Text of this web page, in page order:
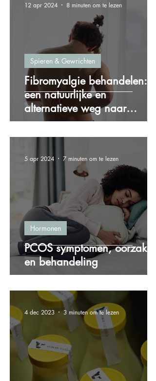
Fibromyalgie behandelen:
een natuurlijke en
alternatieve weg naar
verlichting
Spieren & Gewrichten
12 apr 2024 8 minuten om te lezen
PCOS symptomen, oorzaken
en behandeling
Hormonen
5 apr 2024 7 minuten om te lezen
4 dec 2023 3 minuten om te lezen